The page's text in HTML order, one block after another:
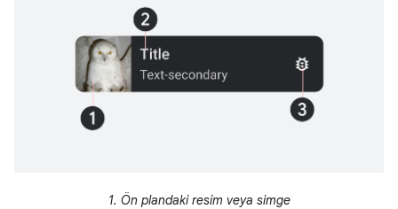
1. Ön plandaki resim veya simge